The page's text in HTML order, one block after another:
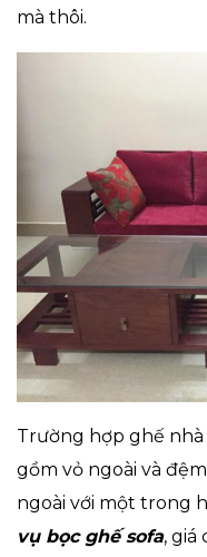
mà thôi.
Trường hợp ghế
gồm vỏ ngoài và
ngoài với một trong
vụ bọc ghế sofa, giá